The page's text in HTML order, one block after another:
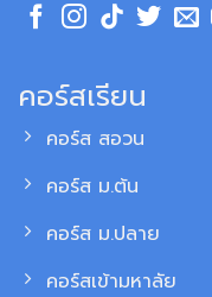
คอร์สเรียน
คอร์ส สอวน
คอร์ส ม.ต้น
คอร์ส ม.ปลาย
คอร์สเข้ามหาลัย